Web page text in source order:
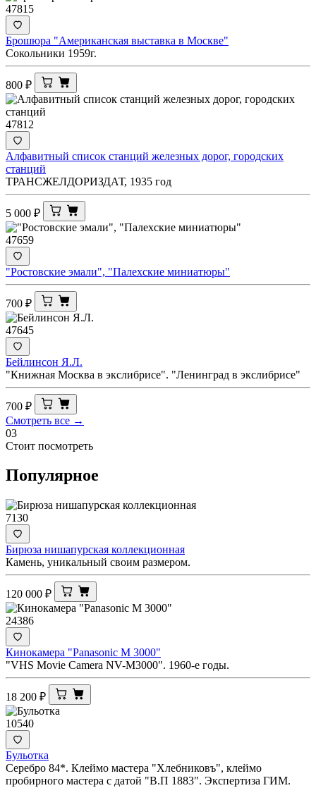
47815
Брошюра "Американская выставка в Москве"
Сокольники 1959г.
800 ₽
47812
Алфавитный список станций железных дорог, городских
станций
ТРАНСЖЕЛДОРИЗДАТ, 1935 год
5 000 ₽
47659
"Ростовские эмали", "Палехские миниатюры"
700 ₽
47645
Бейлинсон Я.Л.
"Книжная Москва в экслибрисе". "Ленинград в экслибрисе"
700 ₽
Смотреть все →
03
Стоит посмотреть
Популярное
7130
Бирюза нишапурская коллекционная
Камень, уникальный своим размером.
120 000 ₽
24386
Кинокамера "Panasonic M 3000"
"VHS Movie Camera NV-M3000". 1960-е годы.
18 200 ₽
10540
Бульотка
Серебро 84*. Клеймо мастера "Хлебниковъ", клеймо
пробирного мастера с датой "В.П 1883". Экспертиза ГИМ.